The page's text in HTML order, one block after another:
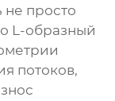
не просто
L-образный
потоков,